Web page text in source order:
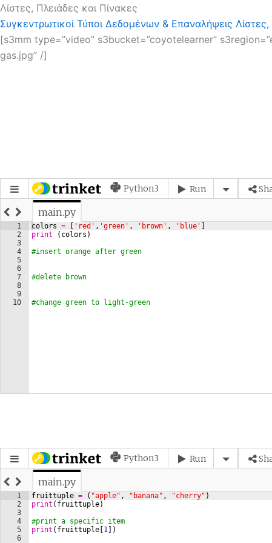
Λίστες, Πλειάδες και Πίνακες
Συγκεντρωτικοί Τύποι Δεδομένων & Επαναλήψεις
[s3mm type=”video” s3bucket=”coyotelearner”
gas.jpg” /]